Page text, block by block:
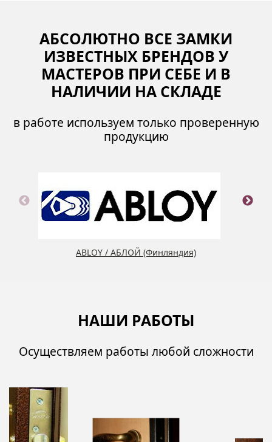
АБСОЛЮТНО ВСЕ ЗАМКИ
ИЗВЕСТНЫХ БРЕНДОВ У
МАСТЕРОВ ПРИ СЕБЕ И В
НАЛИЧИИ НА СКЛАДЕ
в работе используем только проверенную
продукцию
ABLOY / АБЛОЙ (Финляндия)
НАШИ РАБОТЫ
Осуществляем работы любой сложности